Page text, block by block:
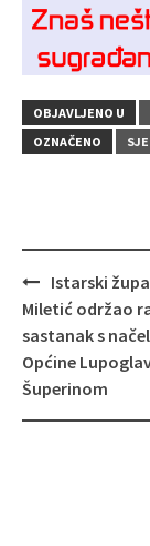
OBJAVLJENO U
OZNAČENO
Navigacija
objava
Istarski
Miletić održao
sastanak s
Općine
Šuperinom